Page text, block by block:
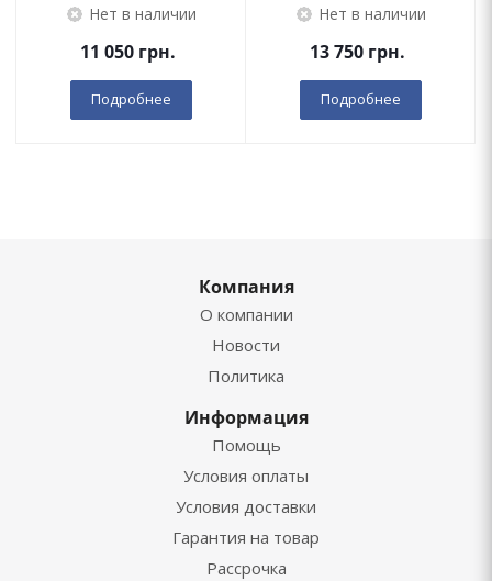
Нет в наличии
11 050грн.
Подробнее
Нет в наличии
13 750грн.
Подробнее
Компания
О компании
Новости
Политика
Информация
Помощь
Условия оплаты
Условия доставки
Гарантия на товар
Рассрочка